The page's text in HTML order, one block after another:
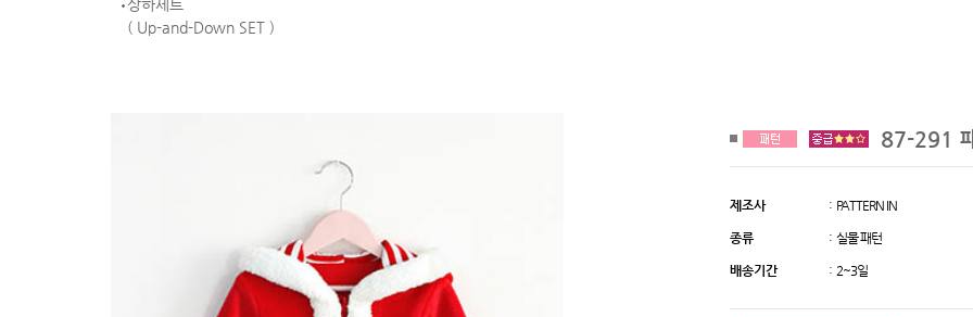
상하세트
( Up-and-Down SET )
87-291
제조사 : PATTERN IN
종류 : 실물 패턴
배송기간 : 2~3일